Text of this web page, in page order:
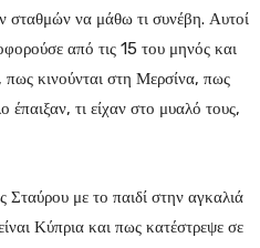
σταθμών να μάθω τι συνέβη. Αυτοί
από τις 15 του μηνός και
πως κινούνται στη Μερσίνα, πως
τι είχαν στο μυαλό τους,
με το παιδί στην αγκαλιά
Κύπρια και πως κατέστρεψε σε